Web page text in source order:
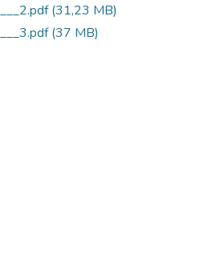
(31,23 MB)
(37 MB)